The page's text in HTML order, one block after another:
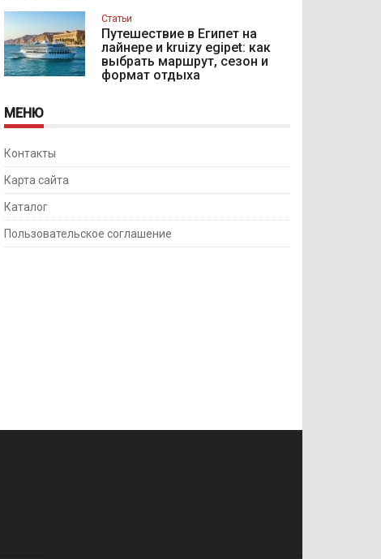
Статьи
Путешествие в Египет на
лайнере и kruizy egipet: как
выбрать маршрут, сезон и
формат отдыха
МЕНЮ
Контакты
Карта сайта
Каталог
Пользовательское соглашение